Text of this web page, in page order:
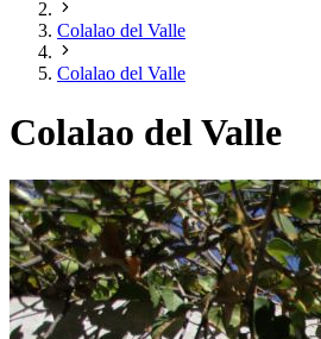
Colalao del Valle
Colalao del Valle
Colalao del Valle